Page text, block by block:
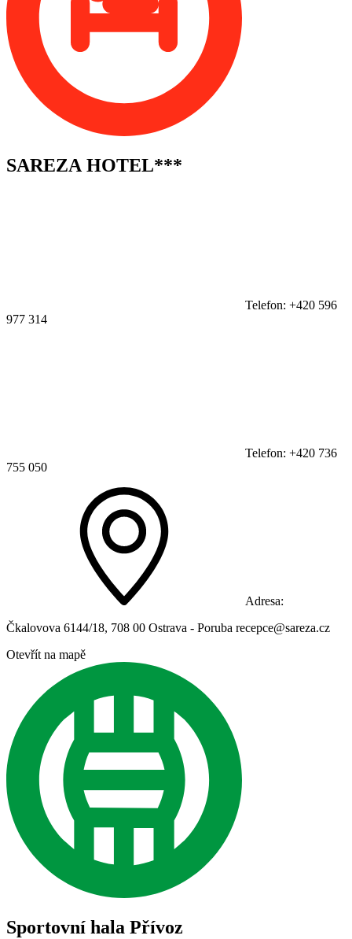
SAREZA HOTEL***
977 314
755 050
Adresa:
Čkalovova 6144/18, 708 00 Ostrava - Poruba recepce@sareza.cz
Otevřít na mapě
Sportovní hala Přívoz